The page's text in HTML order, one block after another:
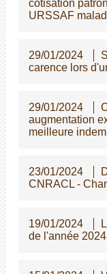
cotisation
URSSAF
29/01/2024
carence lors
29/01/2024
augmentation
meilleure
23/01/2024
CNRACL -
19/01/2024
de l'année 2024